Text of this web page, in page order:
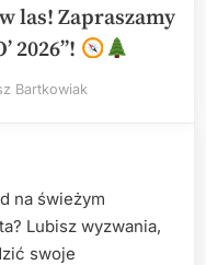
las! Zapraszamy
2026”!
Bartkowiak
na świeżym
Lubisz wyzwania,
swoje